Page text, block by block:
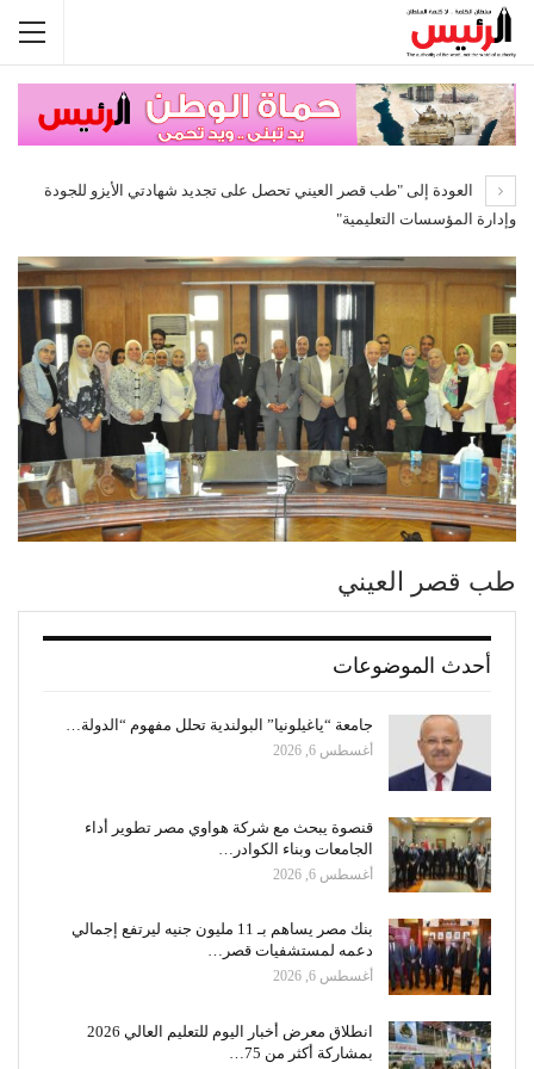
العودة إلى "طب قصر العيني تحصل على تجديد شهادتي الأيزو للجودة
وإدارة المؤسسات التعليمية"
طب قصر العيني
أحدث الموضوعات
جامعة “ياغيلونيا” البولندية تحلل مفهوم “الدولة…
أغسطس 6, 2026
قنصوة يبحث مع شركة هواوي مصر تطوير أداء
الجامعات وبناء الكوادر…
أغسطس 6, 2026
بنك مصر يساهم بـ 11 مليون جنيه ليرتفع إجمالي
دعمه لمستشفيات قصر…
أغسطس 6, 2026
انطلاق معرض أخبار اليوم للتعليم العالي 2026
بمشاركة أكثر من 75…